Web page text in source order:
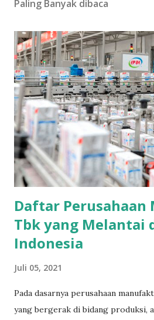
Paling Banyak dibaca
Daftar
Tbk yang Melantai
Indonesia
Juli 05, 2021
Pada dasarnya perusahaan
yang bergerak di bidang produksi,